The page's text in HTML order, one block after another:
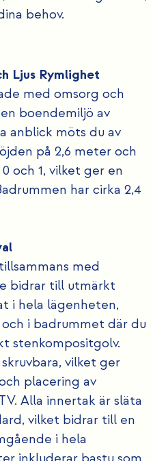
behov.
Ljus Rymlighet
med omsorg och
boendemiljö av
anblick möts du av
på 2,6 meter och
och 1, vilket ger en
har cirka 2,4
med
bidrar till utmärkt
i hela lägenheten,
i badrummet där du
stenkompositgolv.
vilket ger
placering av
Alla innertak är släta
vilket bidrar till en
i hela